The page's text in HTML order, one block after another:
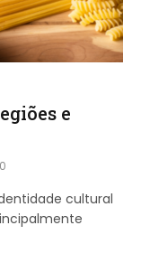
e
0
cultural